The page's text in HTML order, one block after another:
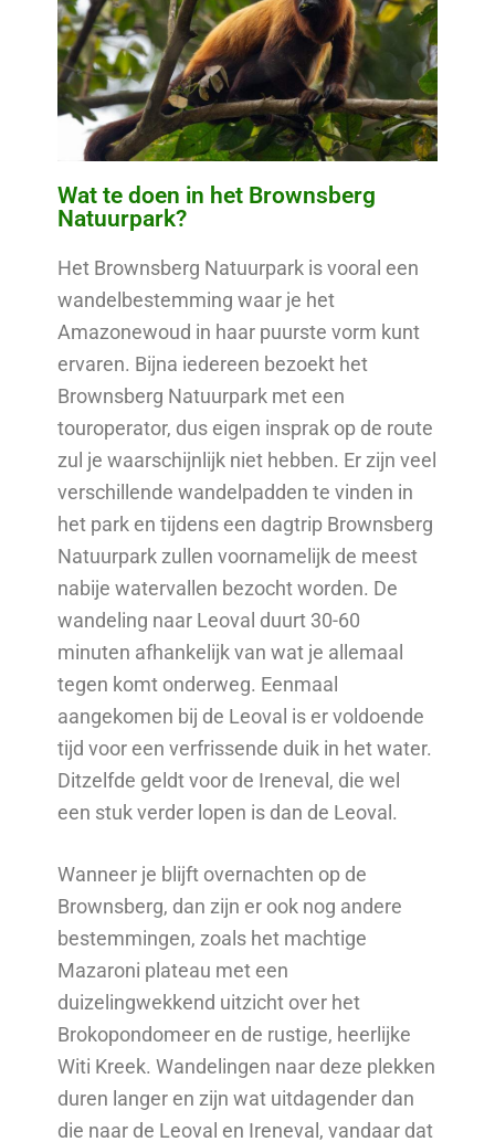
Wat te doen in het Brownsberg
Natuurpark?
Het Brownsberg Natuurpark is vooral een
wandelbestemming waar je het
Amazonewoud in haar puurste vorm kunt
ervaren. Bijna iedereen bezoekt het
Brownsberg Natuurpark met een
touroperator, dus eigen insprak op de route
zul je waarschijnlijk niet hebben. Er zijn veel
verschillende wandelpadden te vinden in
het park en tijdens een dagtrip Brownsberg
Natuurpark zullen voornamelijk de meest
nabije watervallen bezocht worden. De
wandeling naar Leoval duurt 30-60
minuten afhankelijk van wat je allemaal
tegen komt onderweg. Eenmaal
aangekomen bij de Leoval is er voldoende
tijd voor een verfrissende duik in het water.
Ditzelfde geldt voor de Ireneval, die wel
een stuk verder lopen is dan de Leoval.
Wanneer je blijft overnachten op de
Brownsberg, dan zijn er ook nog andere
bestemmingen, zoals het machtige
Mazaroni plateau met een
duizelingwekkend uitzicht over het
Brokopondomeer en de rustige, heerlijke
Witi Kreek. Wandelingen naar deze plekken
duren langer en zijn wat uitdagender dan
die naar de Leoval en Ireneval, vandaar dat